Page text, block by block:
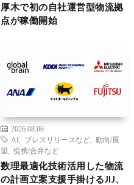
厚木で初の自社運営型物流拠
点が稼働開始
2026.08.06
AI
プレスリリースなど
動向/展
望
提携/合弁など
数理最適化技術活用した物流
の計画立案支援手掛けるJIJ、